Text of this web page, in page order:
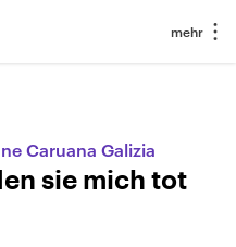
Caruana Galizia
sie mich tot